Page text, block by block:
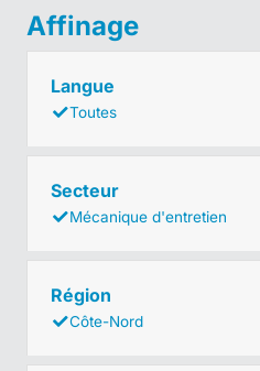
Affinage
Langue
Toutes
Secteur
Mécanique d'entretien
Région
Côte-Nord